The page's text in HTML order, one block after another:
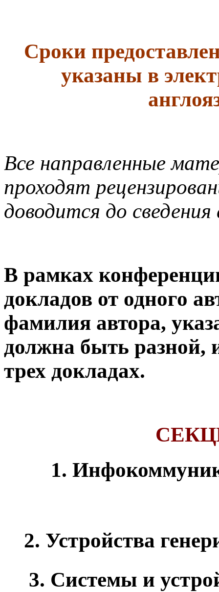
Сроки
указаны в
Все направленные
проходят
доводится до
В рамках
докладов от одного
фамилия автора,
должна быть разной,
трех докладах.
1.
2. Устройства
3. Системы и